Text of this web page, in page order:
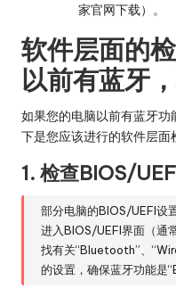
家官网下载）。
软件层面的
以前有蓝牙
如果您的电脑以前有蓝牙
下是您应该进行的软件层面
1. 检查BIOS/
部分电脑的BIOS/UEFI设
进入BIOS/UEFI界面（通
找有关“Bluetooth”、
的设置，确保蓝牙功能是